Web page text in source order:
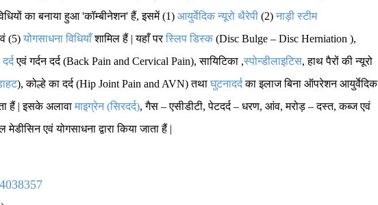
का बनाया हुआ 'कॉम्बीनेशन' हैं, इसमें (1) आयुर्वेदिक न्यूरो थैरेपी(2) नाड़ी स्टीम
(5) योगसाधना विधियाँशामिल हैं | यहाँ परस्लिप डिस्क(Disc Bulge – Disc Herniation ),
दर्द एवं गर्दन दर्द (Back Pain and Cervical Pain), सायिटिका ,स्पोन्डीलाइटिस, हाथ पैरों की न्यूरो
), कोल्हे का दर्द (Hip Joint Pain and AVN) तथा घुटनादर्दका इलाज बिना ऑपरेशन आयुर्वेदिक
हैं | इसके अलावा माइग्रेन (सिरदर्द), गैस – एसीडीटी, पेटदर्द – धरण, आंव, मरोड़ – दस्त, कब्ज एवं
एवं योगसाधना द्वारा किया जाता हैं |